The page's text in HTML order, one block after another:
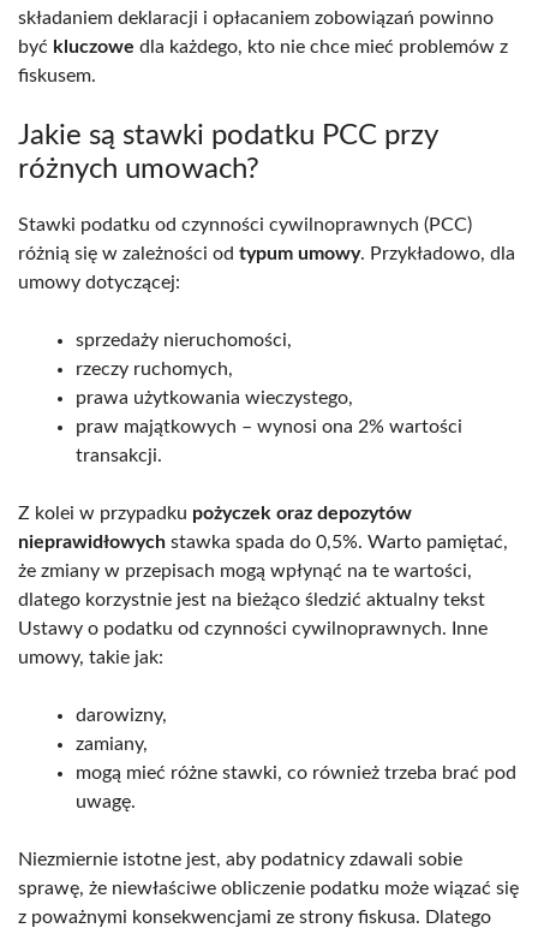
składaniem deklaracji i opłacaniem zobowiązań powinno
być kluczowe dla każdego, kto nie chce mieć problemów z
fiskusem.
Jakie są stawki podatku PCC przy
różnych umowach?
Stawki podatku od czynności cywilnoprawnych (PCC)
różnią się w zależności od typum umowy. Przykładowo, dla
umowy dotyczącej:
sprzedaży nieruchomości,
rzeczy ruchomych,
prawa użytkowania wieczystego,
praw majątkowych – wynosi ona 2% wartości
transakcji.
Z kolei w przypadku pożyczek oraz depozytów
nieprawidłowych stawka spada do 0,5%. Warto pamiętać,
że zmiany w przepisach mogą wpłynąć na te wartości,
dlatego korzystnie jest na bieżąco śledzić aktualny tekst
Ustawy o podatku od czynności cywilnoprawnych. Inne
umowy, takie jak:
darowizny,
zamiany,
mogą mieć różne stawki, co również trzeba brać pod
uwagę.
Niezmiernie istotne jest, aby podatnicy zdawali sobie
sprawę, że niewłaściwe obliczenie podatku może wiązać się
z poważnymi konsekwencjami ze strony fiskusa. Dlatego